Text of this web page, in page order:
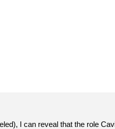
I can reveal that the role